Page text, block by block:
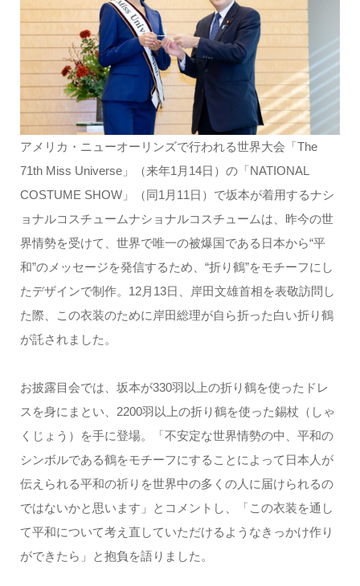
アメリカ・ニューオーリンズで行われる世界大会「The
71th Miss Universe」（来年1月14日）の「NATIONAL
COSTUME SHOW」（同1月11日）で坂本が着用するナシ
ョナルコスチュームナショナルコスチュームは、昨今の世
界情勢を受けて、世界で唯一の被爆国である日本から“平
和”のメッセージを発信するため、“折り鶴”をモチーフにし
たデザインで制作。12月13日、岸田文雄首相を表敬訪問し
た際、この衣装のために岸田総理が自ら折った白い折り鶴
が託されました。
お披露目会では、坂本が330羽以上の折り鶴を使ったドレ
スを身にまとい、2200羽以上の折り鶴を使った錫杖（しゃ
くじょう）を手に登場。「不安定な世界情勢の中、平和の
シンボルである鶴をモチーフにすることによって日本人が
伝えられる平和の祈りを世界中の多くの人に届けられるの
ではないかと思います」とコメントし、「この衣装を通し
て平和について考え直していただけるようなきっかけ作り
ができたら」と抱負を語りました。